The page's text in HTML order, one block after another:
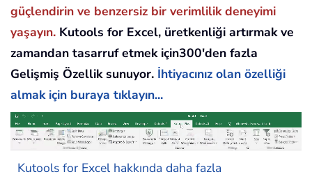
güçlendirin ve benzersiz bir verimlilik deneyimi
yaşayın. Kutools for Excel, üretkenliği artırmak ve
zamandan tasarruf etmek için300'den fazla
Gelişmiş Özellik sunuyor. İhtiyacınız olan özelliği
almak için buraya tıklayın...
Kutools for Excel hakkında daha fazla